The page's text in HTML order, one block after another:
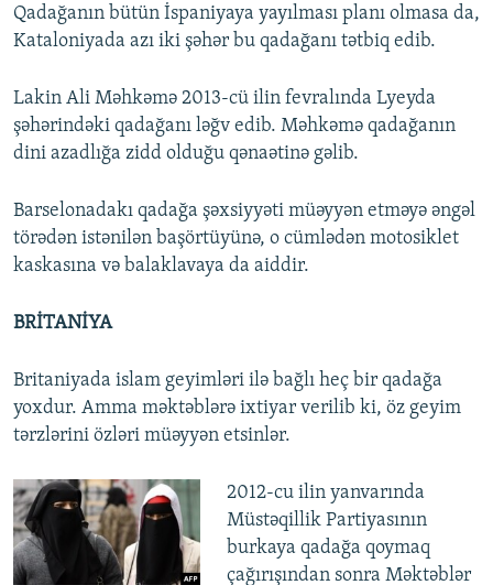
Qadağanın bütün İspaniyaya yayılması planı olmasa da,
Kataloniyada azı iki şəhər bu qadağanı tətbiq edib.
Lakin Ali Məhkəmə 2013-cü ilin fevralında Lyeyda
şəhərindəki qadağanı ləğv edib. Məhkəmə qadağanın
dini azadlığa zidd olduğu qənaətinə gəlib.
Barselonadakı qadağa şəxsiyyəti müəyyən etməyə əngəl
törədən istənilən başörtüyünə, o cümlədən motosiklet
kaskasına və balaklavaya da aiddir.
BRİTANİYA
Britaniyada islam geyimləri ilə bağlı heç bir qadağa
yoxdur. Amma məktəblərə ixtiyar verilib ki, öz geyim
tərzlərini özləri müəyyən etsinlər.
2012-cu ilin yanvarında
Müstəqillik Partiyasının
burkaya qadağa qoymaq
çağırışından sonra Məktəblər